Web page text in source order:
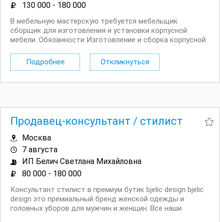
130 000 - 180 000
В мебельную мастерскую требуется мебельщик
сборщик для изготовления и установки корпусной
мебели. Обязанности Изготовление и сборка корпусной
фанерой и другими материалами; Раскрой, присадка,
кромление и установка мебельной фурнитуры; Сборка...
Подробнее Откликнуться
Продавец-консультант / стилист
Москва
7 августа
ИП Белич Светлана Михайловна
80 000 - 180 000
Консультант стилист в премиум бутик bjelic design bjelic
design это премиальный бренд женской одежды и
головных уборов для мужчин и женщин. Все наши